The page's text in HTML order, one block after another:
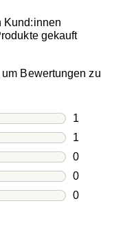
Kund:innen
gekauft
Bewertungen zu
1
1
1
1
0
0
0
0
0